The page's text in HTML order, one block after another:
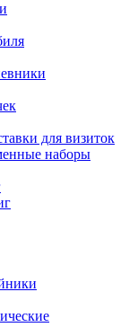
для визиток
наборы